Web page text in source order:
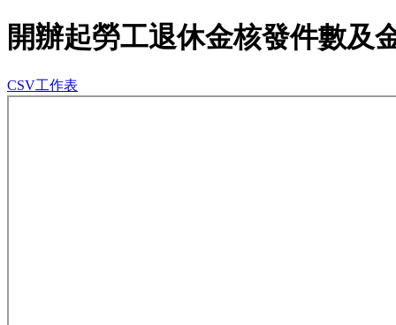
開辦起勞工退休金核發件數及
CSV工作表